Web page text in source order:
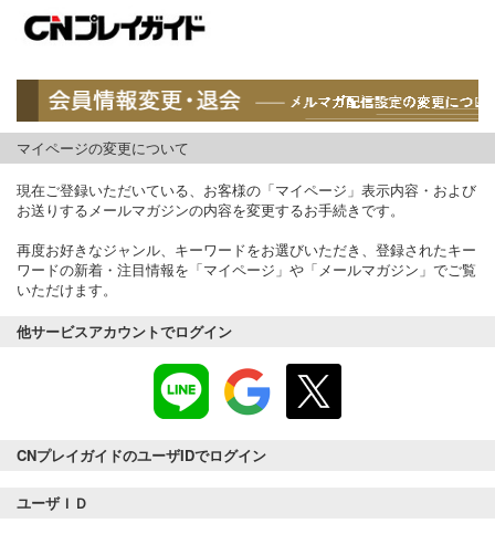
マイページの変更について
現在ご登録いただいている、お客様の「マイページ」表示内容・および
お送りするメールマガジンの内容を変更するお手続きです。
再度お好きなジャンル、キーワードをお選びいただき、登録されたキー
ワードの新着・注目情報を「マイページ」や「メールマガジン」でご覧
いただけます。
他サービスアカウントでログイン
CNプレイガイドのユーザIDでログイン
ユーザＩＤ